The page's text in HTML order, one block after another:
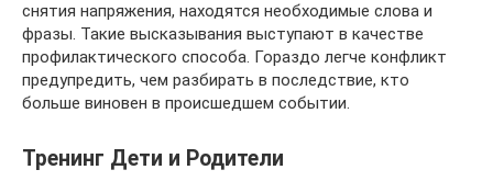
снятия напряжения, находятся необходимые слова и
фразы. Такие высказывания выступают в качестве
профилактического способа. Гораздо легче конфликт
предупредить, чем разбирать в последствие, кто
больше виновен в происшедшем событии.
Тренинг Дети и Родители